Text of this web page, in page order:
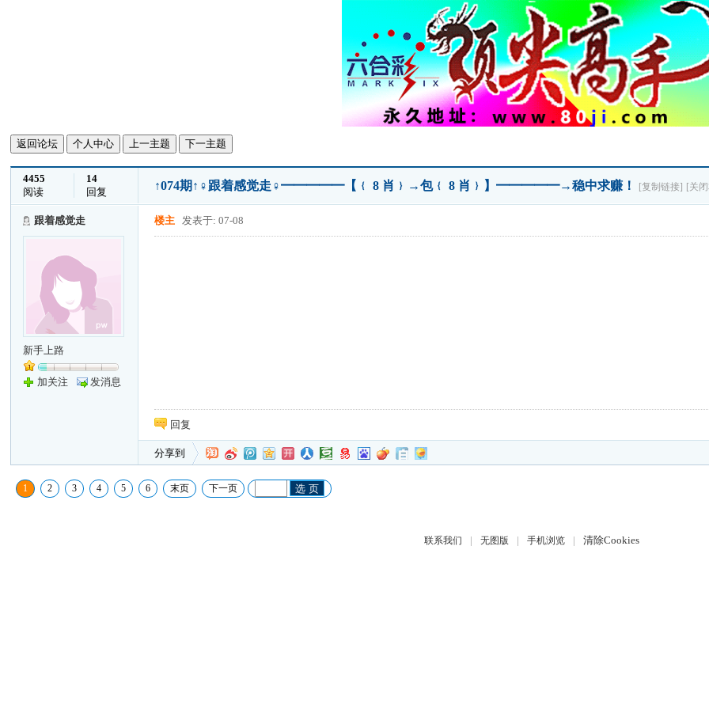
返回论坛 个人中心 上一主题 下一主题
4455
阅读
14
回复
↑074期↑♀跟着感觉走♀━━━━━【﹛ 8 肖﹜→包﹛ 8 肖﹜】━━━━━→稳中求赚！ [复制链接] [关
跟着感觉走
新手上路
加关注 发消息
楼主 发表于: 07-08
回复
分享到
1 2 3 4 5 6 末页 下一页 选 页
联系我们 | 无图版 | 手机浏览 | 清除Cookies